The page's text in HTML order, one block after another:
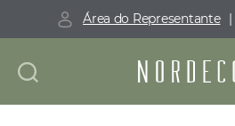
Área do Representante |